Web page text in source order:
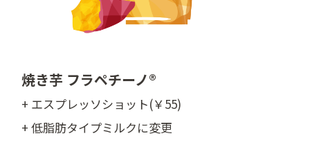
焼き芋 フラペチーノ®
+ エスプレッソショット(￥55)
+ 低脂肪タイプミルクに変更